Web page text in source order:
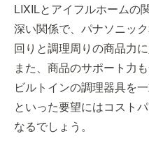
LIXILとアイフルホームの
深い関係で、パナソニッ
回りと調理周りの商品力に
また、商品のサポート力
ビルトインの調理器具を
といった要望にはコスト
なるでしょう。